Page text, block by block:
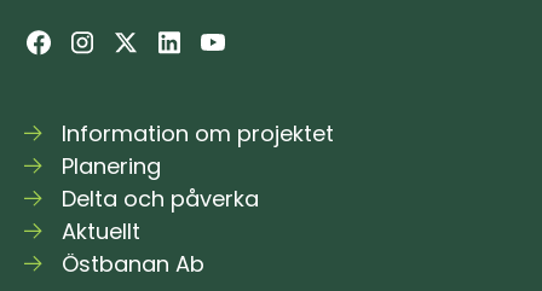
Information om projektet
Planering
Delta och påverka
Aktuellt
Östbanan Ab